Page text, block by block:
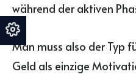
während der aktiven
Man muss also der Typ
Geld als einzige